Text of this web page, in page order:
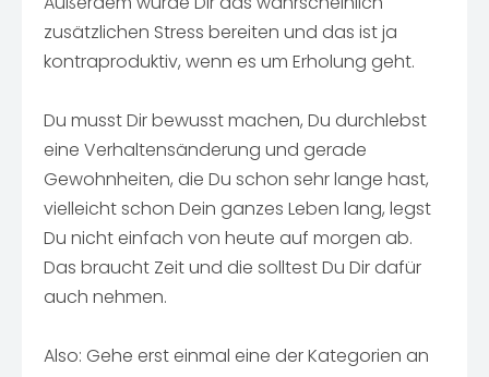
zusätzlichen Stress bereiten und das ist ja
kontraproduktiv, wenn es um Erholung geht.
Du musst Dir bewusst machen, Du durchlebst
eine Verhaltensänderung und gerade
Gewohnheiten, die Du schon sehr lange hast,
vielleicht schon Dein ganzes Leben lang, legst
Du nicht einfach von heute auf morgen ab.
Das braucht Zeit und die solltest Du Dir dafür
auch nehmen.
Also: Gehe erst einmal eine der Kategorien an